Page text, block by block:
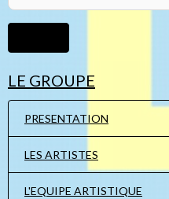
LE GROUPE
PRESENTATION
LES ARTISTES
L'EQUIPE ARTISTIQUE